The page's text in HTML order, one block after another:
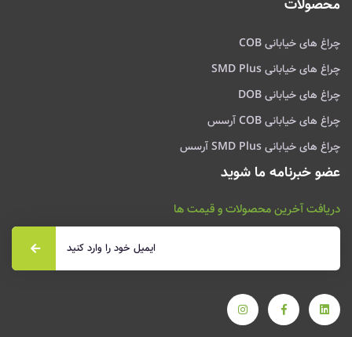
محصولات
چراغ های خیابانی COB
چراغ های خیابانی SMD Plus
چراغ های خیابانی DOB
چراغ های خیابانی COB آرسس
چراغ های خیابانی SMD Plus آرسس
عضو خبرنامه ما شوید
دریافت آخرین محصولات و قیمت ها